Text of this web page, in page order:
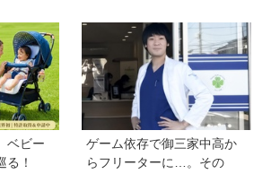
た」
すすめのワケ
ベビー
る！
ゲーム依存で御三家中高か
らフリーターに…。その